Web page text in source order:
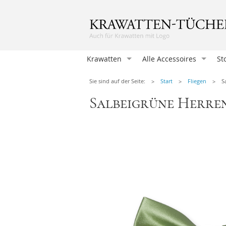
Krawatten
Alle Accessoires
Herrenfliegen
Herren-Taschentücher
Sie sind auf der Seite: Start Fliegen
Salbeigrüne